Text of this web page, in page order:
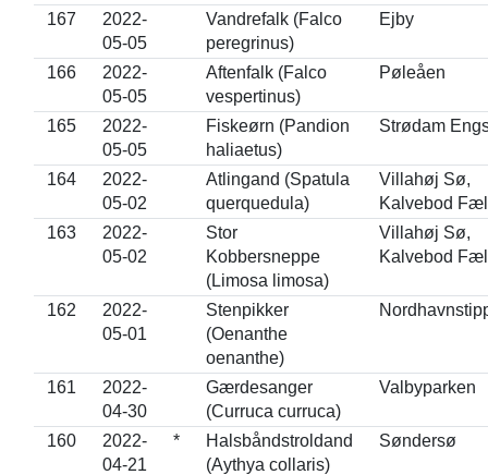
167
2022-
05-05
Vandrefalk (Falco
peregrinus)
Ejby
166
2022-
05-05
Aftenfalk (Falco
vespertinus)
Pøleåen
165
2022-
05-05
Fiskeørn (Pandion
haliaetus)
Strødam
164
2022-
05-02
Atlingand (Spatula
querquedula)
Villahøj Sø,
Kalvebod
163
2022-
05-02
Stor
Kobbersneppe
(Limosa limosa)
Villahøj Sø,
Kalvebod
162
2022-
05-01
Stenpikker
(Oenanthe
oenanthe)
161
2022-
04-30
Gærdesanger
(Curruca curruca)
Valbyparken
160
2022-
04-21
*
Halsbåndstroldand
(Aythya collaris)
Søndersø